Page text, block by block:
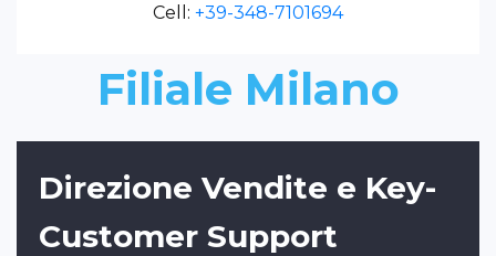
Cell: +39-348-7101694
Filiale Milano
Direzione Vendite e Key-
Customer Support